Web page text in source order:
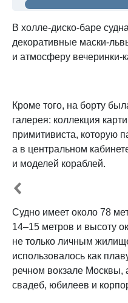
В холле-диско-баре
декоративные маски-
и атмосферу вечеринки-
Кроме того, на борту
галерея: коллекция
примитивиста, которую
а в центральном
и моделей кораблей.
Судно имеет около 78
14–15 метров и высоту
не только личным
использовалось как
речном вокзале Москвы,
свадеб, юбилеев и